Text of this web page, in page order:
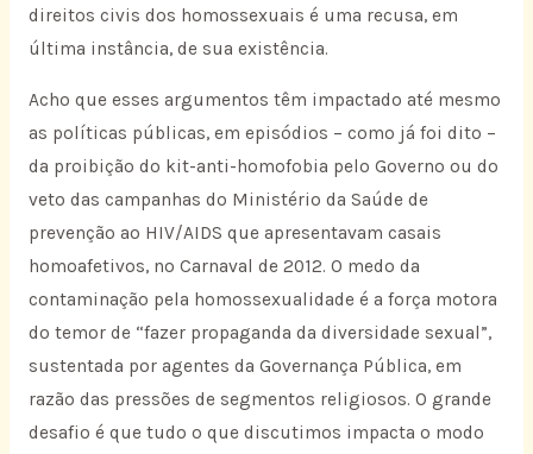
direitos civis dos homossexuais é uma recusa, em
última instância, de sua existência.
Acho que esses argumentos têm impactado até mesmo
as políticas públicas, em episódios – como já foi dito –
da proibição do kit-anti-homofobia pelo Governo ou do
veto das campanhas do Ministério da Saúde de
prevenção ao HIV/AIDS que apresentavam casais
homoafetivos, no Carnaval de 2012. O medo da
contaminação pela homossexualidade é a força motora
do temor de “fazer propaganda da diversidade sexual”,
sustentada por agentes da Governança Pública, em
razão das pressões de segmentos religiosos. O grande
desafio é que tudo o que discutimos impacta o modo